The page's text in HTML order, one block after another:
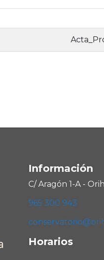
Información
C/ Aragón 1-A -
965 300 943
Horarios